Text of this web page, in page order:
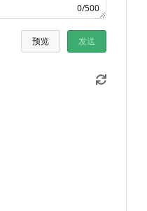
0/500
预览 发送